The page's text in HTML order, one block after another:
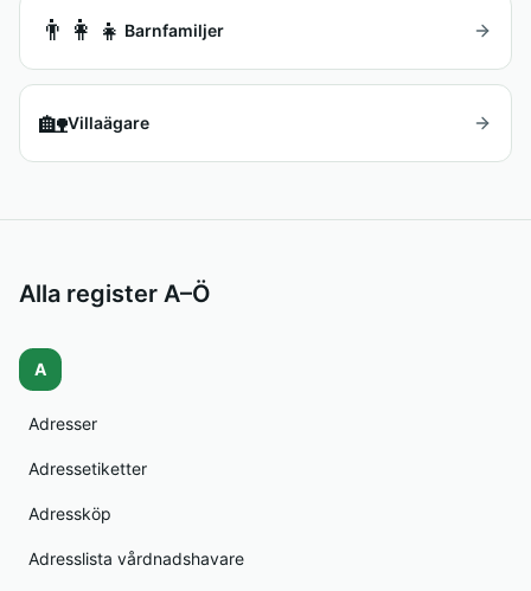
👨‍👩‍👧 Barnfamiljer
🏡Villaägare
Alla register A–Ö
A
Adresser
Adressetiketter
Adressköp
Adresslista vårdnadshavare